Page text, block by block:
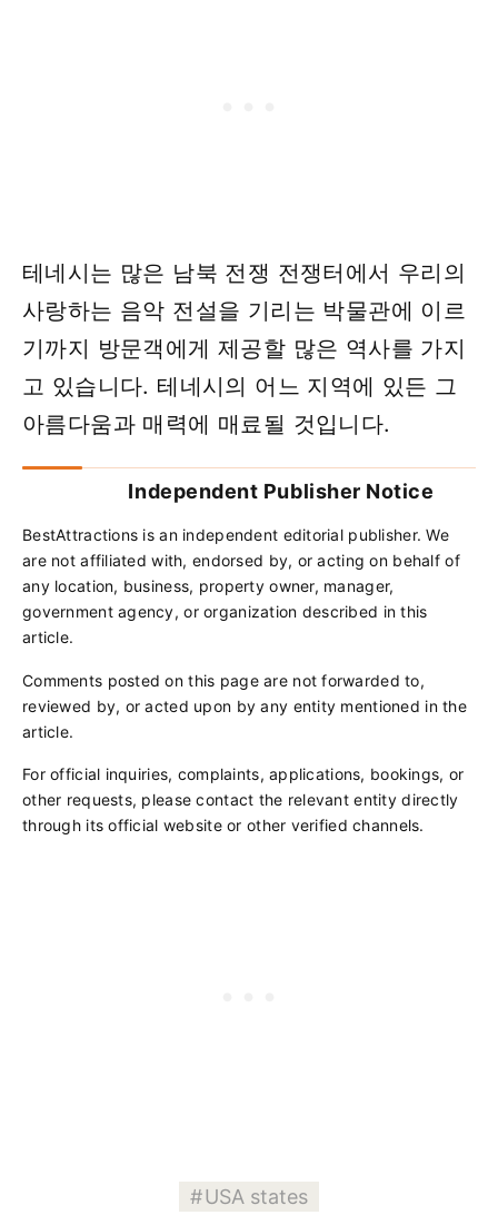
테네시는 많은 남북 전쟁 전쟁터에서 우리의
사랑하는 음악 전설을 기리는 박물관에 이르
기까지 방문객에게 제공할 많은 역사를 가지
고 있습니다. 테네시의 어느 지역에 있든 그
아름다움과 매력에 매료될 것입니다.
Independent Publisher Notice
BestAttractions is an independent editorial publisher. We
are not affiliated with, endorsed by, or acting on behalf of
any location, business, property owner, manager,
government agency, or organization described in this
article.
Comments posted on this page are not forwarded to,
reviewed by, or acted upon by any entity mentioned in the
article.
For official inquiries, complaints, applications, bookings, or
other requests, please contact the relevant entity directly
through its official website or other verified channels.
USA states